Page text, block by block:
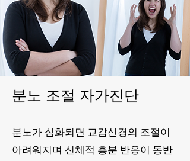
분노 조절 자가진단
분노가 심화되면 교감신경의 조절이
아려워지며 신체적 흥분 반응이 동반